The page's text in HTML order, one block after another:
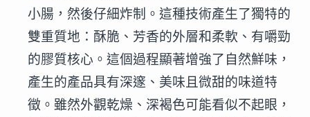
小腸，然後仔細炸制。這種技術產生了獨特的
雙重質地：酥脆、芳香的外層和柔軟、有嚼勁
的膠質核心。這個過程顯著增強了自然鮮味，
產生的產品具有深邃、美味且微甜的味道特
徵。雖然外觀乾燥、深褐色可能看似不起眼，